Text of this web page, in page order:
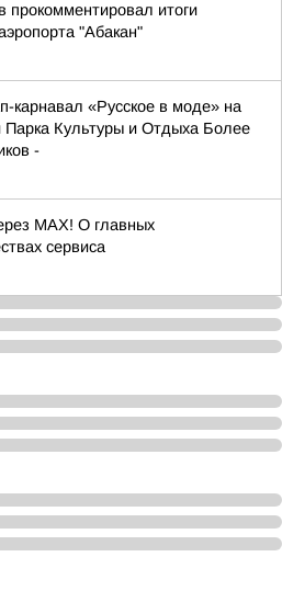
прокомментировал итоги
"Абакан"
карнавал «Русское в моде» на
Парка Культуры и Отдыха Более
-
МАХ! О главных
сервиса